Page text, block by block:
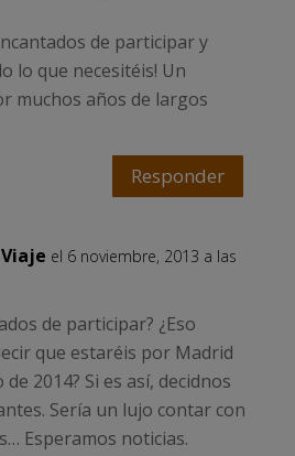
de participar y
lo que necesitéis! Un
muchos años de largos
Responder
el 6 noviembre, 2013 a las
de participar? ¿Eso
que estaréis por Madrid
de 2014? Si es así, decidnos
Sería un lujo contar con
Esperamos noticias.